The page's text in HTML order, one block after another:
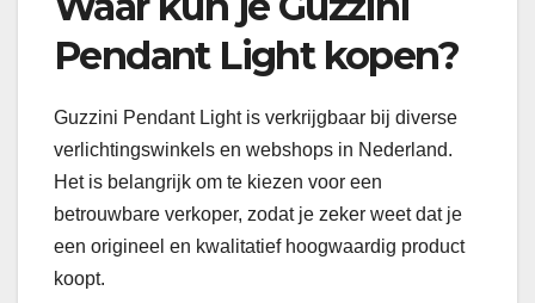
Pendant Light kopen?
Guzzini Pendant Light is verkrijgbaar bij diverse
verlichtingswinkels en webshops in Nederland.
Het is belangrijk om te kiezen voor een
betrouwbare verkoper, zodat je zeker weet dat je
een origineel en kwalitatief hoogwaardig product
koopt.